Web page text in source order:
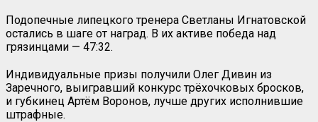
Подопечные липецкого тренера Светланы Игнатовской
остались в шаге от наград. В их активе победа над
грязинцами — 47:32.
Индивидуальные призы получили Олег Дивин из
Заречного, выигравший конкурс трёхочковых бросков,
и губкинец Артём Воронов, лучше других исполнившие
штрафные.